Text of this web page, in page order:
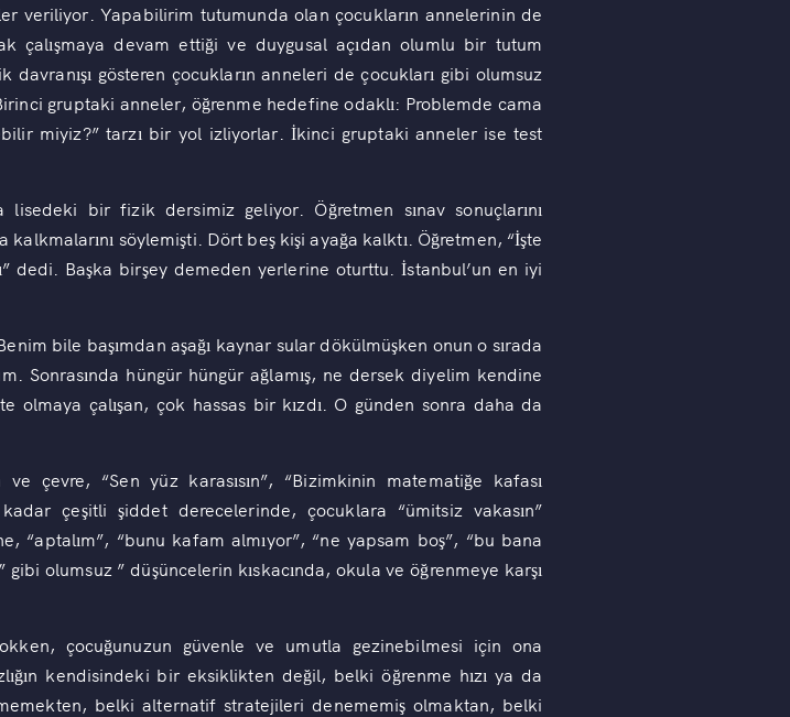
veriliyor. Yapabilirim tutumunda olan çocukların annelerinin de
çalışmaya devam ettiği ve duygusal açıdan olumlu bir tutum
gösteren çocukların anneleri de çocukları gibi olumsuz
gruptaki anneler, öğrenme hedefine odaklı: Problemde cama
miyiz?” tarzı bir yol izliyorlar. İkinci gruptaki anneler ise test
bir fizik dersimiz geliyor. Öğretmen sınav sonuçlarını
kalkmalarını söylemişti. Dört beş kişi ayağa kalktı. Öğretmen, “İşte
dedi. Başka birşey demeden yerlerine oturttu. İstanbul’un en iyi
bile başımdan aşağı kaynar sular dökülmüşken onun o sırada
Sonrasında hüngür hüngür ağlamış, ne dersek diyelim kendine
olmaya çalışan, çok hassas bir kızdı. O günden sonra daha da
çevre, “Sen yüz karasısın”, “Bizimkinin matematiğe kafası
kadar çeşitli şiddet derecelerinde, çocuklara “ümitsiz vakasın”
“aptalım”, “bunu kafam almıyor”, “ne yapsam boş”, “bu bana
olumsuz ” düşüncelerin kıskacında, okula ve öğrenmeye karşı
çocuğunuzun güvenle ve umutla gezinebilmesi için ona
kendisindeki bir eksiklikten değil, belki öğrenme hızı ya da
belki alternatif stratejileri denememiş olmaktan, belki